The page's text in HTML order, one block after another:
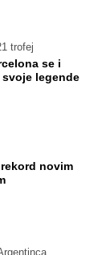
trofej
se i
legende
novim